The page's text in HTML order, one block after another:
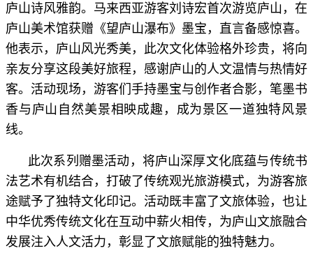
庐山诗风雅韵。马来西亚游客刘诗宏首次游览庐山，在
庐山美术馆获赠《望庐山瀑布》墨宝，直言备感惊喜。
他表示，庐山风光秀美，此次文化体验格外珍贵，将向
亲友分享这段美好旅程，感谢庐山的人文温情与热情好
客。活动现场，游客们手持墨宝与创作者合影，笔墨书
香与庐山自然美景相映成趣，成为景区一道独特风景
线。
此次系列赠墨活动，将庐山深厚文化底蕴与传统书
法艺术有机结合，打破了传统观光旅游模式，为游客旅
途赋予了独特文化印记。活动既丰富了文旅体验，也让
中华优秀传统文化在互动中薪火相传，为庐山文旅融合
发展注入人文活力，彰显了文旅赋能的独特魅力。